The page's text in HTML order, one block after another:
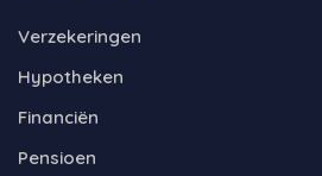
Verzekeringen
Hypotheken
Financiën
Pensioen